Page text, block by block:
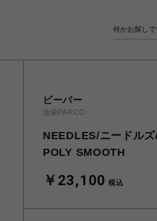
ビーバー
池袋PARCO
NEEDLES/ニードル
POLY SMOOTH
￥23,100 税込